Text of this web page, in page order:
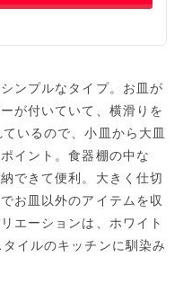
ンプルなタイプ。お皿が
が付いていて、横滑りを
いるので、小皿から大皿
イント。食器棚の中な
できて便利。大きく仕切
お皿以外のアイテムを収
エーションは、ホワイト
イルのキッチンに馴染み